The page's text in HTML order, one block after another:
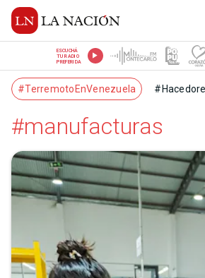
ESCUCHÁ
TU RADIO
PREFERIDA
#TerremotoEnVenezuela
#manufacturas